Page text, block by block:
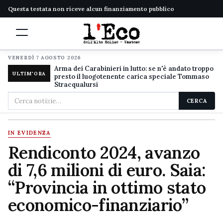
Questa testata non riceve alcun finanziamento pubblico
VENERDÌ 7 AGOSTO 2026
ULTIM'ORA
Arma dei Carabinieri in lutto: se n'è andato troppo
presto il luogotenente carica speciale Tommaso
Stracqualursi
Cerca
nel
sito
CERCA
IN EVIDENZA
Rendiconto 2024, avanzo
di 7,6 milioni di euro. Saia:
“Provincia in ottimo stato
economico-finanziario”